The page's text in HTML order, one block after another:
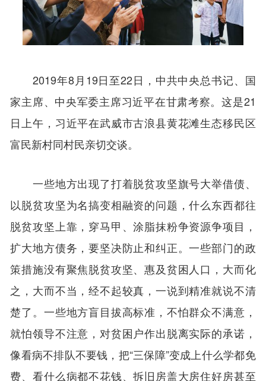
2019年8月19日至22日，中共中央总书记、国
家主席、中央军委主席习近平在甘肃考察。这是21
日上午，习近平在武威市古浪县黄花滩生态移民区
富民新村同村民亲切交谈。
一些地方出现了打着脱贫攻坚旗号大举借债、
以脱贫攻坚为名搞变相融资的问题，什么东西都往
脱贫攻坚上靠，穿马甲、涂脂抹粉争资源争项目，
扩大地方债务，要坚决防止和纠正。一些部门的政
策措施没有聚焦脱贫攻坚、惠及贫困人口，大而化
之，大而不当，经不起较真，一说到精准就说不清
楚了。一些地方盲目拔高标准，不怕群众不满意，
就怕领导不注意，对贫困户作出脱离实际的承诺，
像看病不排队不要钱，把“三保障”变成上什么学都免
费、看什么病都不花钱、拆旧房盖大房住好房甚至